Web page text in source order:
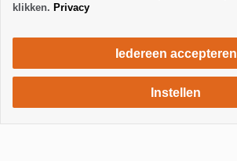
860 €/ week
klikken. Privacy
Iedereen accepteren
Instellen